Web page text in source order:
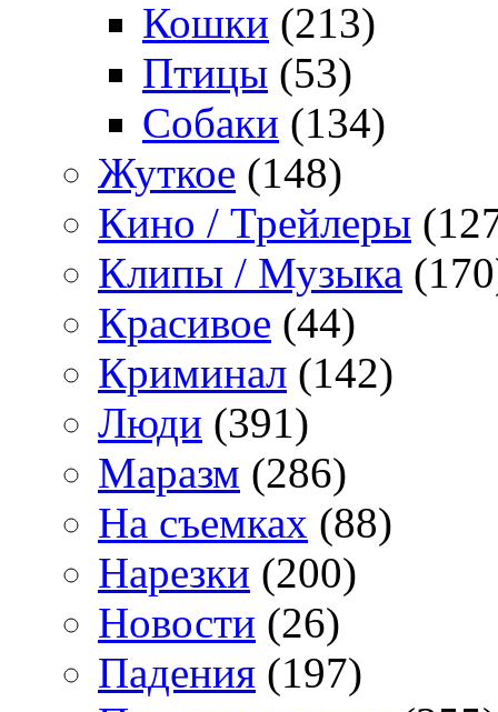
Кошки (213)
Птицы (53)
Собаки (134)
Жуткое (148)
Кино / Трейлеры
Клипы / Музыка
Красивое (44)
Криминал (142)
Люди (391)
Маразм (286)
На съемках (88)
Нарезки (200)
Новости (26)
Падения (197)